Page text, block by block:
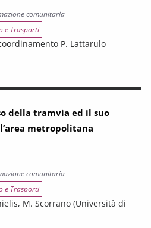
comunitaria
e Trasporti
P. Lattarulo
della valutazione degli impatti territoriali
della tramvia ed il suo
metropolitana
comunitaria
e Trasporti
M. Scorrano (Università di